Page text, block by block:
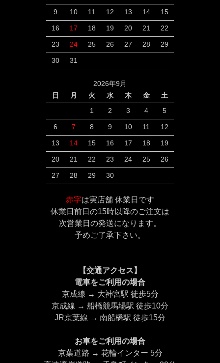
9 10 11 12 13 14 15
16 17 18 19 20 21 22
23 24 25 26 27 28 29
30 31
2026年9月
日
月 火 水 木 金 土
1 2 3 4 5
6 7 8 9 10 11 12
13 14 15 16 17 18 19
20 21 22 23 24 25 26
27 28 29 30
赤字は実店舗 休業日です
休業日前日の15時以降のご注文は
次営業日の発送になります。
予めご了承下さい。
【交通アクセス】
電車をご利用の場合
京成線 → 大神宮駅 徒歩5分
京成線 → 船橋競馬場駅 徒歩10分
JR京葉線 → 南船橋駅 徒歩15分
お車をご利用の場合
京葉道路 → 花輪インター 5分